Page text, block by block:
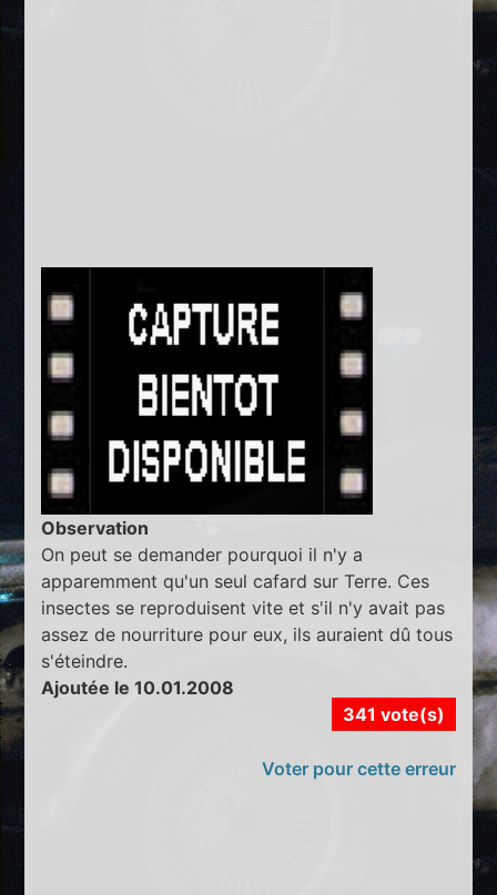
Observation
On peut se demander pourquoi il n'y a
apparemment qu'un seul cafard sur Terre. Ces
insectes se reproduisent vite et s'il n'y avait pas
assez de nourriture pour eux, ils auraient dû tous
s'éteindre.
Ajoutée le 10.01.2008
341 vote(s)
Voter pour cette erreur